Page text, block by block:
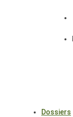
Dossiers